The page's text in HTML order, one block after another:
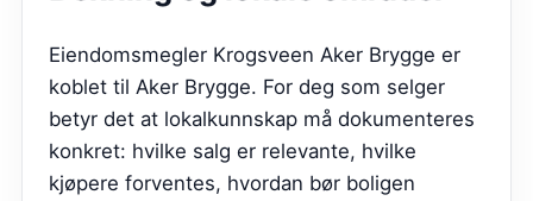
Eiendomsmegler Krogsveen Aker Brygge er
koblet til Aker Brygge. For deg som selger
betyr det at lokalkunnskap må dokumenteres
konkret: hvilke salg er relevante, hvilke
kjøpere forventes, hvordan bør boligen